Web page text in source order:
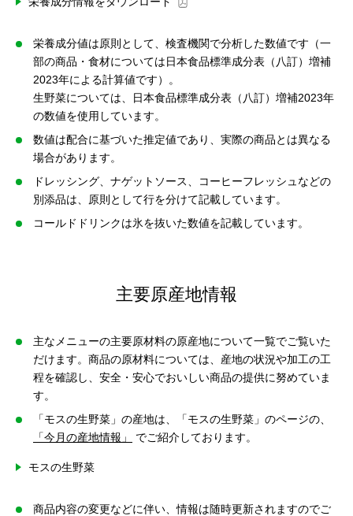
栄養成分値は原則として、検査機関で分析した数値です（一
部の商品・食材については日本食品標準成分表（八訂）増補
2023年による計算値です）。
生野菜については、日本食品標準成分表（八訂）増補2023年
の数値を使用しています。
数値は配合に基づいた推定値であり、実際の商品とは異なる
場合があります。
ドレッシング、ナゲットソース、コーヒーフレッシュなどの
別添品は、原則として行を分けて記載しています。
コールドドリンクは氷を抜いた数値を記載しています。
主要原産地情報
主なメニューの主要原材料の原産地について一覧でご覧いた
だけます。商品の原材料については、産地の状況や加工の工
程を確認し、安全・安心でおいしい商品の提供に努めていま
す。
「モスの生野菜」の産地は、「モスの生野菜」のページの、
「今月の産地情報」
でご紹介しております。
モスの生野菜
商品内容の変更などに伴い、情報は随時更新されますのでご